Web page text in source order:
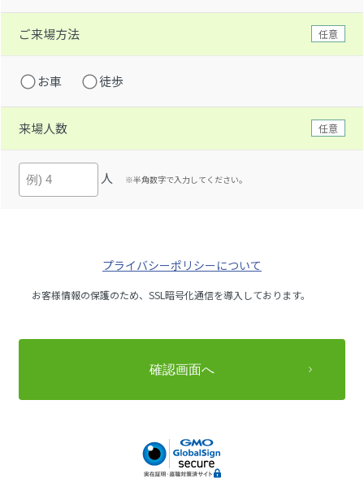
ご来場方法 任意
お車 徒歩
来場人数 任意
人 ※半角数字で入力してください。
プライバシーポリシーについて
お客様情報の保護のため、SSL暗号化通信を導入しております。